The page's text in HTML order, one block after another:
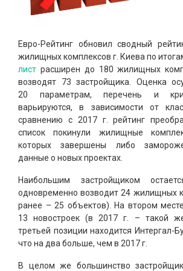
Евро-Рейтинг обновил сводный
жилищных комплексов г. Киева по
лист расширен до 180 жилищных
возводят 73 застройщика. Оценка
20 параметрам, перечень и
варьируются, в зависимости от
сравнению с 2017 г. рейтинг
список покинули жилищные
которых завершены либо
данные о новых проектах.
Наибольшим застройщиком
одновременно возводит 24 жилищных
ранее – 25 объектов). На втором
13 новостроек (в 2017 г. – такой
третьей позиции находится Интергал-
что на два больше, чем в 2017 г.
В целом же большинство